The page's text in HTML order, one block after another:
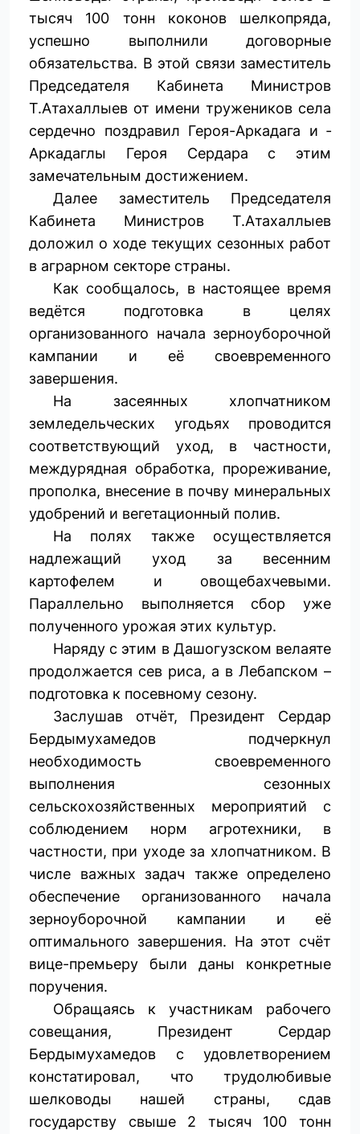
тысяч 100 тонн коконов шелкопряда,
успешно выполнили договорные
обязательства. В этой связи заместитель
Председателя Кабинета Министров
Т.Атахаллыев от имени тружеников села
сердечно поздравил Героя-­Аркадага и ­
Аркадаглы Героя Сердара с этим
замечательным достижением.
Далее заместитель Председателя
Кабинета Министров Т.Атахаллыев
доложил о ходе текущих сезонных работ
в аграрном секторе страны.
Как сообщалось, в настоящее время
ведётся подготовка в целях
организованного начала зерноуборочной
кампании и её своевременного
завершения.
На засеянных хлопчатником
земледельческих угодьях проводится
соответствующий уход, в частности,
междурядная обработка, прореживание,
прополка, внесение в почву минеральных
удобрений и вегетационный полив.
На полях также осуществляется
надлежащий уход за весенним
картофелем и овощебахчевыми.
Параллельно выполняется сбор уже
полученного урожая этих культур.
Наряду с этим в Дашогузском велаяте
продолжается сев риса, а в Лебапском –
подготовка к посевному сезону.
Заслушав отчёт, Президент Сердар
Бердымухамедов подчеркнул
необходимость своевременного
выполнения сезонных
сельскохозяйственных мероприятий с
соблюдением норм агротехники, в
частности, при уходе за хлопчатником. В
числе важных задач также определено
обеспечение организованного начала
зерноуборочной кампании и её
оптимального завершения. На этот счёт
вице-премьеру были даны конкретные
поручения.
Обращаясь к участникам рабочего
совещания, Президент Сердар
Бердымухамедов с удовлетворением
констатировал, что трудолюбивые
шелководы нашей страны, сдав
государству свыше 2 тысяч 100 тонн